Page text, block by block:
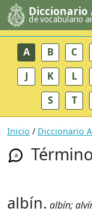
Diccionario
de vocabulario
A B C
J
K L
S
T
Inicio / Diccionario
a
albín. albín;